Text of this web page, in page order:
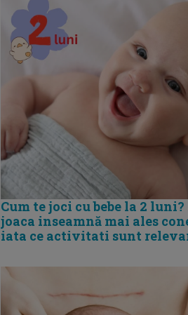
Cum te joci cu bebe la 2
joaca inseamnă mai ales
iata ce activitati sunt